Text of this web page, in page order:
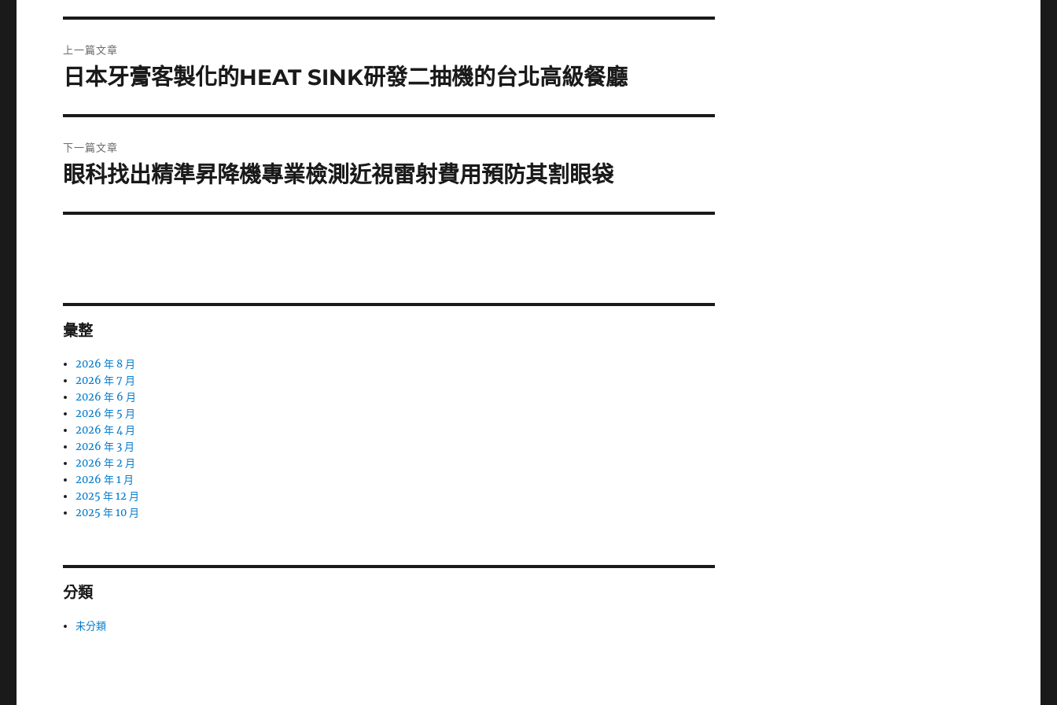
章
上一篇文章
上
篇
文
章:
日本牙膏客製化的HEAT SINK研發二抽機的台北高級餐廳
下一篇文章
下
篇
眼科找出精準昇降機專業檢測近視雷射費用預防其割眼袋
彙整
2026 年 8 月
2026 年 7 月
2026 年 6 月
2026 年 5 月
2026 年 4 月
2026 年 3 月
2026 年 2 月
2026 年 1 月
2025 年 12 月
2025 年 10 月
分類
未分類